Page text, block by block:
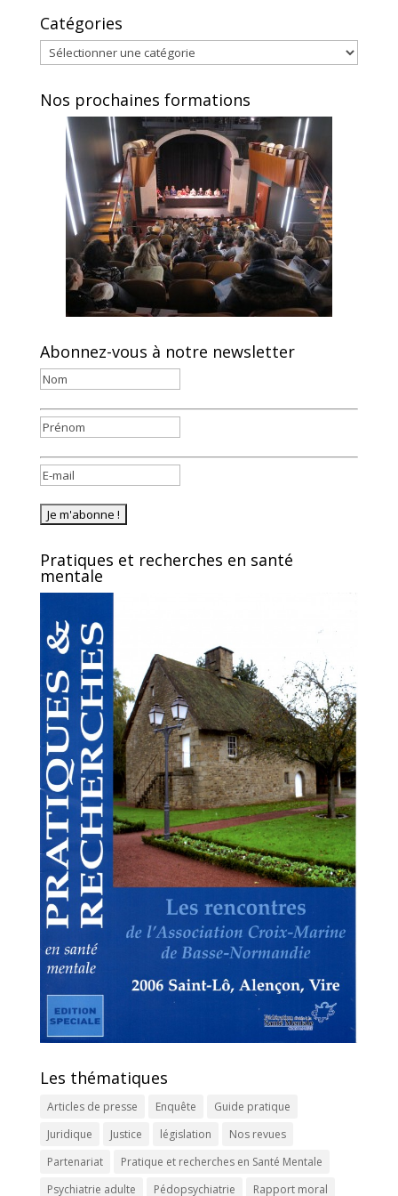
Catégories
Catégories
Nos prochaines formations
Abonnez-vous à notre newsletter
Pratiques et recherches en santé
mentale
Les thématiques
Articles de presse Enquête
Guide pratique
Juridique
Justice législation
Nos revues
Partenariat
Pratique et recherches en Santé Mentale
Psychiatrie adulte
Pédopsychiatrie Rapport moral